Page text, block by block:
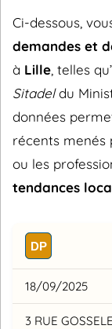
Ci-dessous,
demandes et
à Lille , telles
Sitadeldu
données
récents menés
ou les
tendances
DP
18/09/2025
3 RUE